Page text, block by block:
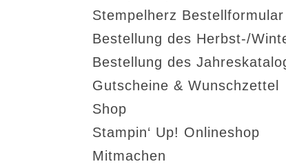
Stempelherz Bestellformular
Bestellung des Herbst-/
Bestellung des
Gutscheine & Wunschzettel
Shop
Stampin‘ Up! Onlineshop
Mitmachen